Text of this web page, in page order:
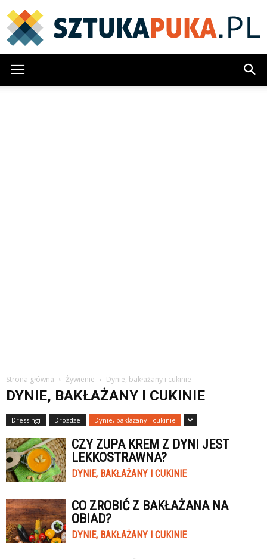
Strona główna Żywienie Dynie, bakłażany i cukinie
DYNIE, BAKŁAŻANY I CUKINIE
Dressingi Drożdże Dynie, bakłażany i cukinie
CZY ZUPA KREM Z DYNI JEST
LEKKOSTRAWNA?
DYNIE, BAKŁAŻANY I CUKINIE
CO ZROBIĆ Z BAKŁAŻANA NA
OBIAD?
DYNIE, BAKŁAŻANY I CUKINIE